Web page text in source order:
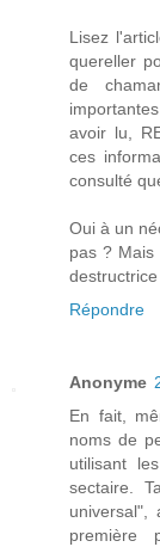
Lisez
quereller
de
avoir lu,
ces
consulté
Oui à un
pas ? Mais
Répondre
Anonyme
En fait,
noms de
utilisant
sectaire.
universal",
première